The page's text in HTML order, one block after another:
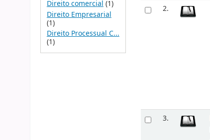
Direito comercial (1)
Direito Empresarial
(1)
Direito Processual C...
(1)
2.
3.